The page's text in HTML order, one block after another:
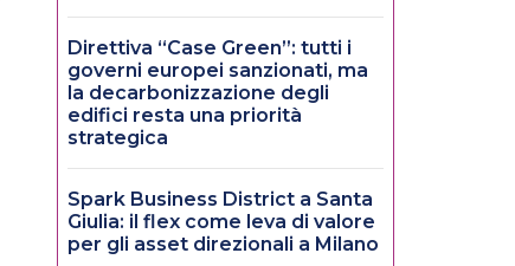
Direttiva “Case Green”: tutti i
governi europei sanzionati, ma
la decarbonizzazione degli
edifici resta una priorità
strategica
Spark Business District a Santa
Giulia: il flex come leva di valore
per gli asset direzionali a Milano